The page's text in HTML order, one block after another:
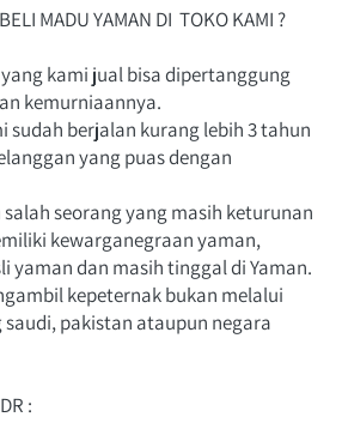
MADU YAMAN DI  TOKO KAMI ?
kami jual bisa dipertanggung
kemurniaannya.
sudah berjalan kurang lebih 3 tahun
yang puas dengan
seorang yang masih keturunan
kewarganegraan yaman,
yaman dan masih tinggal di Yaman.
kepeternak bukan melalui
pakistan ataupun negara
: